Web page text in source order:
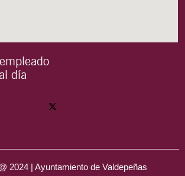
día
2024 | Ayuntamiento de Valdepeñas